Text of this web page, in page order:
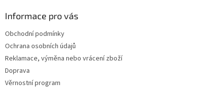
Informace pro vás
Obchodní podmínky
Ochrana osobních údajů
Reklamace, výměna nebo vrácení zboží
Doprava
Věrnostní program